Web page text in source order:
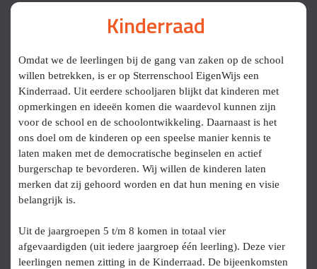
Kinderraad
Omdat we de leerlingen bij de gang van zaken op de school
willen betrekken, is er op Sterrenschool EigenWijs een
Kinderraad. Uit eerdere schooljaren blijkt dat kinderen met
opmerkingen en ideeën komen die waardevol kunnen zijn
voor de school en de schoolontwikkeling. Daarnaast is het
ons doel om de kinderen op een speelse manier kennis te
laten maken met de democratische beginselen en actief
burgerschap te bevorderen. Wij willen de kinderen laten
merken dat zij gehoord worden en dat hun mening en visie
belangrijk is.
Uit de jaargroepen 5 t/m 8 komen in totaal vier
afgevaardigden (uit iedere jaargroep één leerling). Deze vier
leerlingen nemen zitting in de Kinderraad. De bijeenkomsten